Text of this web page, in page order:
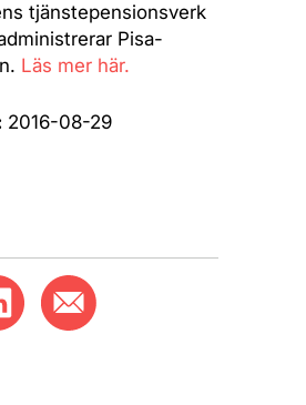
tjänstepensionsverk
Pisa-
Läs mer här.
2016-08-29